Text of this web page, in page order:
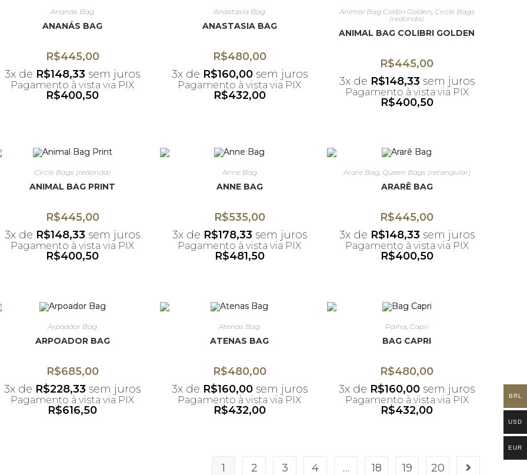
Ananás Bag
ANANÁS BAG
R$445,00
3x de R$148,33 sem juros
Pagamento à vista via PIX
R$400,50
Anastasia Bag
ANASTASIA BAG
R$480,00
3x de R$160,00 sem juros
Pagamento à vista via PIX
R$432,00
Animal Bag Colibri Golden Circle Bags
(redonda)
ANIMAL BAG COLIBRI GOLDEN
R$445,00
3x de R$148,33 sem juros
Pagamento à vista via PIX
R$400,50
Circle Bags (redonda)
ANIMAL BAG PRINT
R$445,00
3x de R$148,33 sem juros
Pagamento à vista via PIX
R$400,50
Anne Bag
ANNE BAG
R$535,00
3x de R$178,33 sem juros
Pagamento à vista via PIX
R$481,50
Arare Bag, Queen Bags (retangular)
ARARÊ BAG
R$445,00
3x de R$148,33 sem juros
Pagamento à vista via PIX
R$400,50
Arpoador Bag
ARPOADOR BAG
R$685,00
3x de R$228,33 sem juros
Pagamento à vista via PIX
R$616,50
Atenas Bag
ATENAS BAG
R$480,00
3x de R$160,00 sem juros
Pagamento à vista via PIX
R$432,00
Palha, Capri
BAG CAPRI
R$480,00
3x de R$160,00 sem juros
Pagamento à vista via PIX
R$432,00
1 2 3 4 … 18 19 20
BRL
USD
EUR